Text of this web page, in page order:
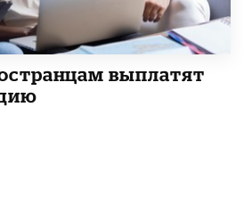
выплатят